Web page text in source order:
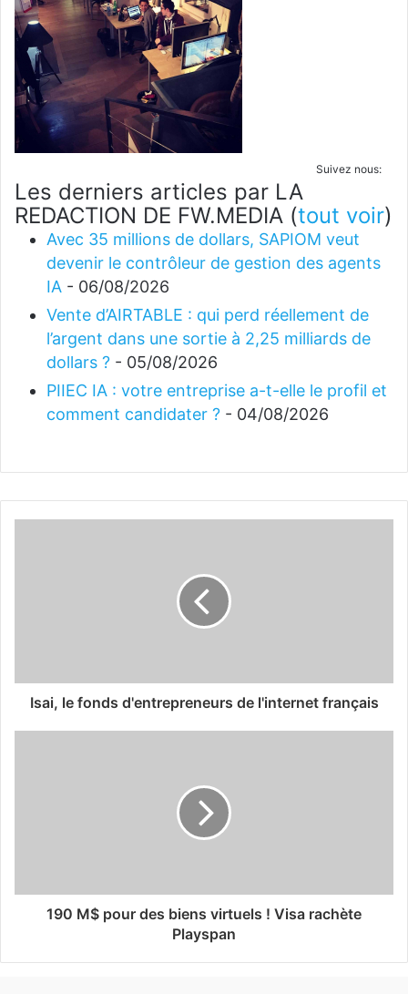
Suivez nous:
Les derniers articles par LA
REDACTION DE FW.MEDIA (tout voir)
Avec 35 millions de dollars, SAPIOM veut
devenir le contrôleur de gestion des agents
IA - 06/08/2026
Vente d’AIRTABLE : qui perd réellement de
l’argent dans une sortie à 2,25 milliards de
dollars ? - 05/08/2026
PIIEC IA : votre entreprise a-t-elle le profil et
comment candidater ? - 04/08/2026
Isai, le fonds d'entrepreneurs de l'internet français
190 M$ pour des biens virtuels ! Visa rachète
Playspan